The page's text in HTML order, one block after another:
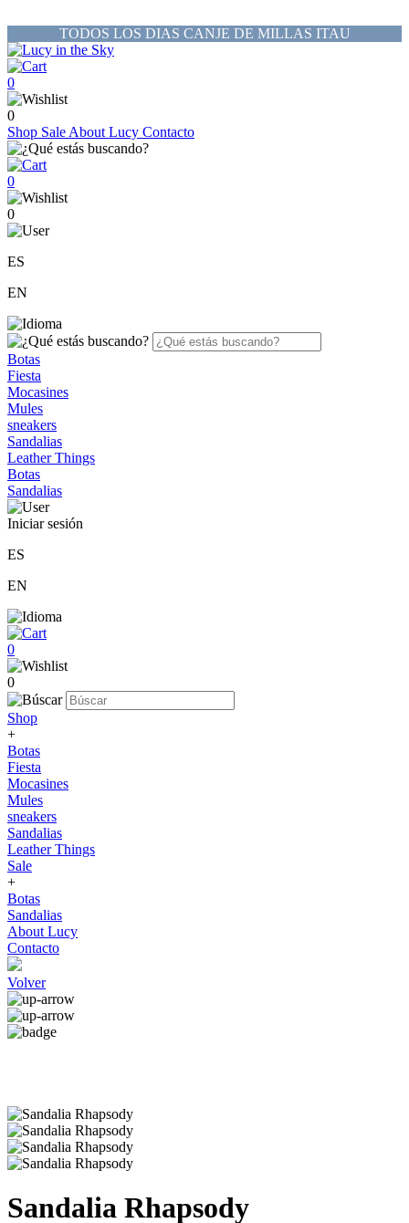
TODOS LOS DIAS CANJE DE MILLAS ITAU
0
0
Shop Sale About Lucy Contacto
0
0
ES
EN
Botas
Fiesta
Mocasines
Mules
sneakers
Sandalias
Leather Things
Botas
Sandalias
Iniciar sesión
ES
EN
0
0
Shop
+
Botas
Fiesta
Mocasines
Mules
sneakers
Sandalias
Leather Things
Sale
+
Botas
Sandalias
About Lucy
Contacto
Volver
Sandalia Rhapsody